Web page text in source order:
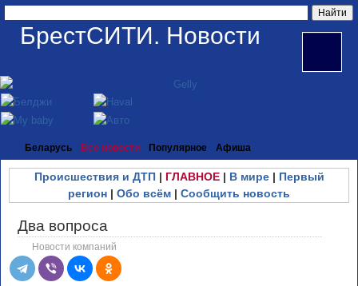
БрестСИТИ. Новости
Беларусь Все новости Популярное Афиша
Происшествия и ДТП| ГЛАВНОЕ| В мире| Первый
регион | Обо всём | Сообщить новость
Два вопроса
Новости компаний